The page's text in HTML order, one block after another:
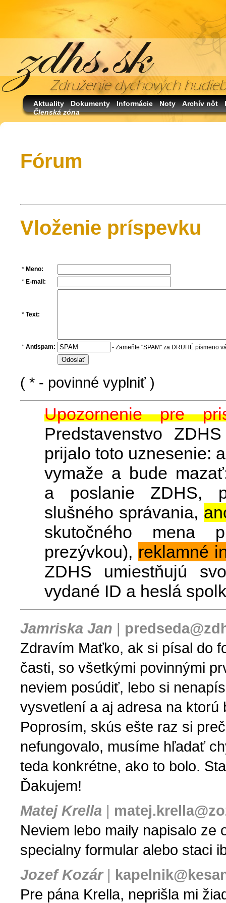
Aktuality Dokumenty Informácie Noty Archív nôt
Členská zóna
Fórum
Vloženie príspevku
* Meno:
* E-mail:
* Text:
* Antispam: - Zameňte "SPAM" za DRUHÉ písmeno
( * - povinné vyplniť )
Upozornenie pre
Predstavenstvo
prijalo toto uznesenie:
vymaže a bude
a poslanie ZDHS,
slušného správania,
skutočného mena
prezývkou), reklamné
ZDHS umiestňujú
vydané ID a heslá
Jamriska Jan |
Zdravím Maťko, ak si písal do
časti, so všetkými povinnými
neviem posúdiť, lebo si
vysvetlení a aj adresa na
Poprosím, skús ešte raz si
nefungovalo, musíme hľadať
teda konkrétne, ako to bolo.
Ďakujem!
Matej Krella |
Neviem lebo maily napisalo ze
specialny formular alebo staci
Jozef Kozár|
Pre pána Krella, neprišla mi